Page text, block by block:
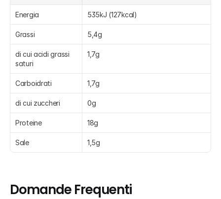
Energia 535kJ (127kcal)
Grassi 5,4g
di cui acidi grassi
saturi
1,7g
Carboidrati 1,7g
di cui zuccheri 0g
Proteine 18g
Sale 1,5g
Domande Frequenti